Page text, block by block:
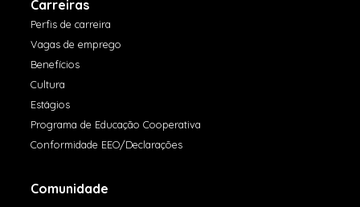
Carreiras
Perfis de carreira
Vagas de emprego
Benefícios
Cultura
Estágios
Programa de Educação Cooperativa
Conformidade EEO/Declarações
Comunidade